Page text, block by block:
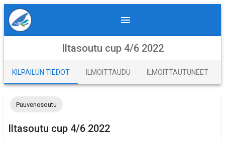
Iltasoutu cup 4/6 2022
KILPAILUN TIEDOT ILMOITTAUDU ILMOITTAUTUNEET
Puuvenesoutu
Iltasoutu cup 4/6 2022